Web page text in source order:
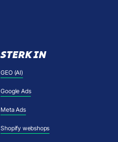
STERK IN
GEO (AI)
Google Ads
Meta Ads
Shopify webshops